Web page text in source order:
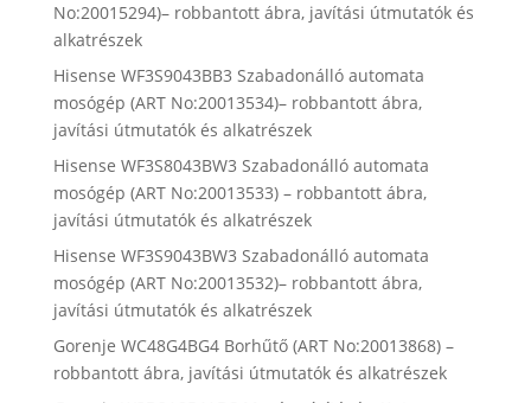
No:20015294)– robbantott ábra, javítási útmutatók és
alkatrészek
Hisense WF3S9043BB3 Szabadonálló automata
mosógép (ART No:20013534)– robbantott ábra,
javítási útmutatók és alkatrészek
Hisense WF3S8043BW3 Szabadonálló automata
mosógép (ART No:20013533) – robbantott ábra,
javítási útmutatók és alkatrészek
Hisense WF3S9043BW3 Szabadonálló automata
mosógép (ART No:20013532)– robbantott ábra,
javítási útmutatók és alkatrészek
Gorenje WC48G4BG4 Borhűtő (ART No:20013868) –
robbantott ábra, javítási útmutatók és alkatrészek